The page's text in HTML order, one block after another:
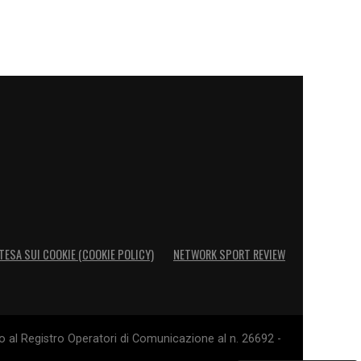
SUI COOKIE (COOKIE POLICY) NETWORK SPORT REVIEW
Registro Operatori di Comunicazione al n. 26692 -